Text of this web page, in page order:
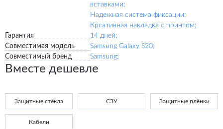
вставками;
Надежная система фиксации;
Креативная накладка с принтом;
Гарантия
14 дней;
Совместимая модель
Samsung Galaxy S20;
Совместимый бренд
Samsung;
Вместе дешевле
Защитные стёкла СЗУ Защитные плёнки
Кабели